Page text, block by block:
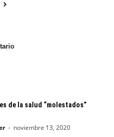
de la salud “molestados”
- noviembre 13, 2020